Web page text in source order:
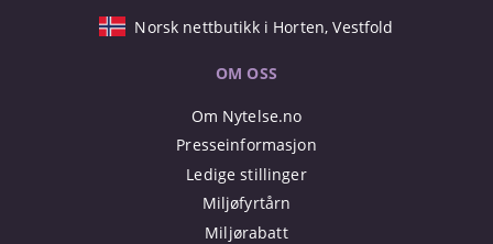
Norsk nettbutikk i Horten, Vestfold
OM OSS
Om Nytelse.no
Presseinformasjon
Ledige stillinger
Miljøfyrtårn
Miljørabatt